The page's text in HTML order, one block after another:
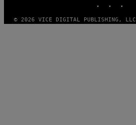
© 2026 VICE DIGITAL PUBLISHING, LLC